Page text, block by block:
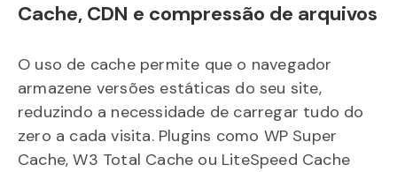
Cache, CDN e compressão de arquivos
O uso de cache permite que o navegador
armazene versões estáticas do seu site,
reduzindo a necessidade de carregar tudo do
zero a cada visita. Plugins como WP Super
Cache, W3 Total Cache ou LiteSpeed Cache